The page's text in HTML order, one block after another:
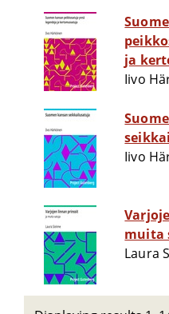
ja
Iivo
Iivo
muita
Laura